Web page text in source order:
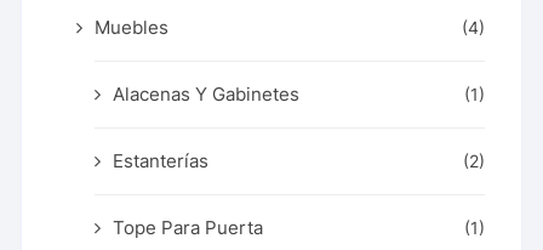
Muebles (4)
Alacenas Y Gabinetes (1)
Estanterías (2)
Tope Para Puerta (1)